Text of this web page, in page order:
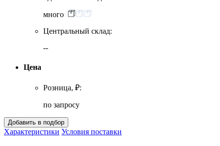
много
Центральный склад:
--
Цена
Розница, ₽:
по запросу
Характеристики Условия поставки